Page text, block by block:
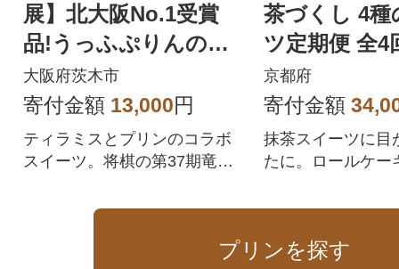
展】北大阪No.1受賞
品!うっふぷりんの
『ふわふわティラプ
リ』 5個セット
大阪府茨木市
寄付金額 13,000円
ティラミスとプリンのコラボ
スイーツ。将棋の第37期竜王
提供したスイーツ。
茶づくし 4種
ツ定期便 全4
抹茶スイー
お届け
京都府
寄付金額
抹茶スイーツに目
たに。ロールケー
トを食べ比べでき
プリンを探す